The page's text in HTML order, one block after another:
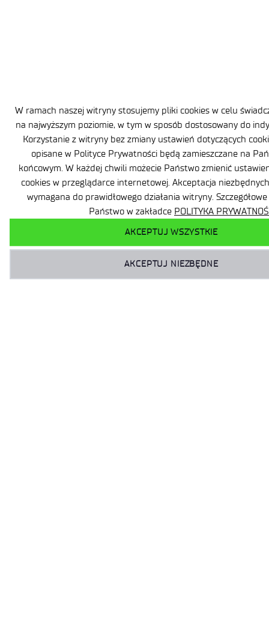
W ramach naszej witryny stosujemy pliki cookies w celu
na najwyższym poziomie, w tym w sposób dostosowany do
Korzystanie z witryny bez zmiany ustawień dotyczących
opisane w Polityce Prywatności będą zamieszczane na
końcowym. W każdej chwili możecie Państwo zmienić
cookies w przeglądarce internetowej. Akceptacja
wymagana do prawidłowego działania witryny.
Państwo w zakładce POLITYKA
AKCEPTUJ WSZYSTKIE
AKCEPTUJ NIEZBĘDNE